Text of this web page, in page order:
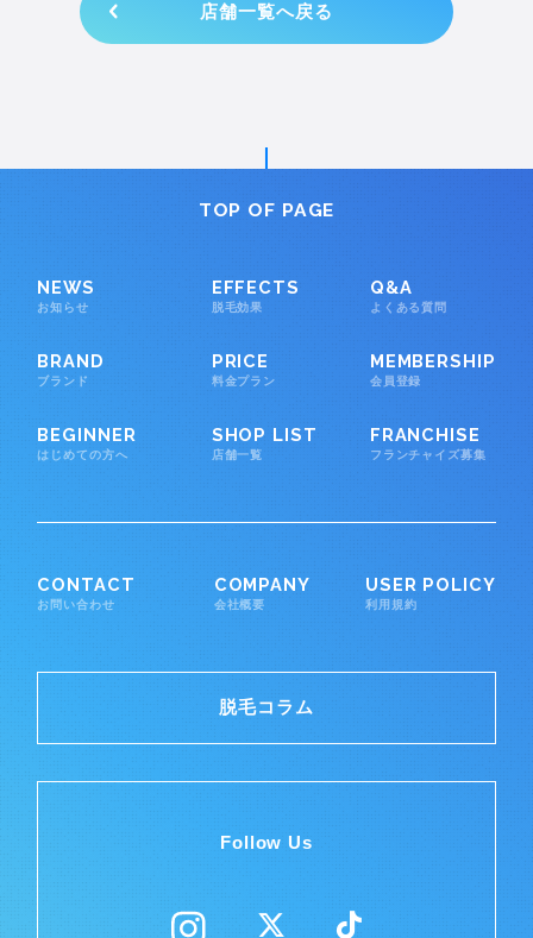
店舗一覧へ戻る
TOP OF PAGE
NEWS
お知らせ
BRAND
ブランド
BEGINNER
はじめての方へ
EFFECTS
脱毛効果
PRICE
料金プラン
SHOP LIST
店舗一覧
Q&A
よくある質問
MEMBERSHIP
会員登録
FRANCHISE
フランチャイズ募集
CONTACT
お問い合わせ
COMPANY
会社概要
USER POLICY
利用規約
脱毛コラム
Follow Us